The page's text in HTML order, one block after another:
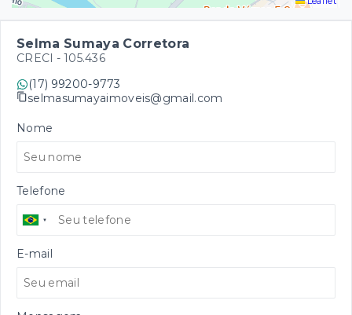
Selma Sumaya Corretora
CRECI - 105.436
(17) 99200-9773
selmasumayaimoveis@gmail.com
Nome
Telefone
E-mail